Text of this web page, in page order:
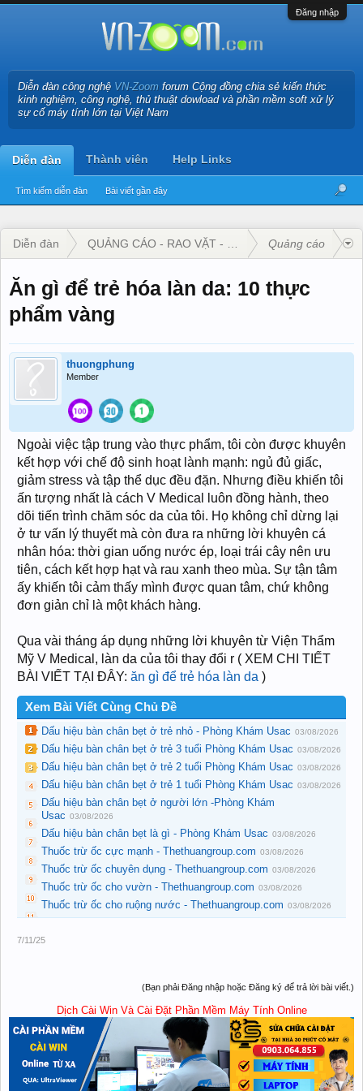
Đăng nhập
Diễn đàn công nghệ VN-Zoom forum Cộng đồng chia sẻ kiến thức
kinh nghiệm, công nghệ, thủ thuật dowload và phần mềm soft xử lý
sự cố máy tính lớn tại Việt Nam
Diễn đàn
Tìm kiếm diễn đàn Bài viết gần đây
Thành viên Help Links
Diễn đàn QUẢNG CÁO - RAO VẶT - KINH DOANHQuảng cáo
Ăn gì để trẻ hóa làn da: 10 thực
phẩm vàng
thuongphung
Member
Ngoài việc tập trung vào thực phẩm, tôi còn được khuyên
kết hợp với chế độ sinh hoạt lành mạnh: ngủ đủ giấc,
giảm stress và tập thể dục đều đặn. Nhưng điều khiến tôi
ấn tượng nhất là cách V Medical luôn đồng hành, theo
dõi tiến trình chăm sóc da của tôi. Họ không chỉ dừng lại
ở tư vấn lý thuyết mà còn đưa ra những lời khuyên cá
nhân hóa: thời gian uống nước ép, loại trái cây nên ưu
tiên, cách kết hợp hạt và rau xanh theo mùa. Sự tận tâm
ấy khiến tôi cảm thấy mình được quan tâm, chứ không
đơn giản chỉ là một khách hàng.
Qua vài tháng áp dụng những lời khuyên từ Viện Thẩm
Mỹ V Medical, làn da của tôi thay đổi r ( XEM CHI TIẾT
BÀI VIẾT TẠI ĐÂY: ăn gì để trẻ hóa làn da )
Xem Bài Viết Cùng Chủ Đề
Dấu hiệu bàn chân bẹt ở trẻ nhỏ - Phòng Khám Usac 03/08/2026
Dấu hiệu bàn chân bẹt ở trẻ 3 tuổi Phòng Khám Usac 03/08/2026
Dấu hiệu bàn chân bẹt ở trẻ 2 tuổi Phòng Khám Usac 03/08/2026
Dấu hiệu bàn chân bẹt ở trẻ 1 tuổi Phòng Khám Usac 03/08/2026
Dấu hiệu bàn chân bẹt ở người lớn -Phòng Khám
Usac 03/08/2026
Dấu hiệu bàn chân bẹt là gì - Phòng Khám Usac 03/08/2026
Thuốc trừ ốc cực mạnh - Thethuangroup.com 03/08/2026
Thuốc trừ ốc chuyên dụng - Thethuangroup.com 03/08/2026
Thuốc trừ ốc cho vườn - Thethuangroup.com 03/08/2026
Thuốc trừ ốc cho ruộng nước - Thethuangroup.com 03/08/2026
7/11/25
(Bạn phải Đăng nhập hoặc Đăng ký để trả lời bài viết.)
Dịch Cài Win Và Cài Đặt Phần Mềm Máy Tính Online